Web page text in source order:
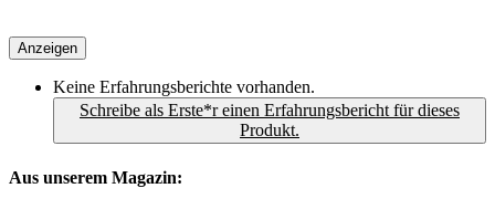
Anzeigen
Keine Erfahrungsberichte vorhanden.
Schreibe als Erste*r einen Erfahrungsbericht für dieses
Produkt.
Aus unserem Magazin: